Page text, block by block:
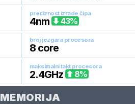
preciznost izrade čipa
4nm 43%
broj jezgara procesora
8 core
maksimalni takt procesora
2.4GHz 8%
MEMORIJA